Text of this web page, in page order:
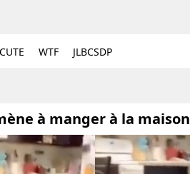
CUTE WTF JLBCSDP
à manger à la maison